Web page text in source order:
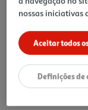
16,65 €
Notas de preparação
nossas iniciativas
Aceitar todos
Definições de